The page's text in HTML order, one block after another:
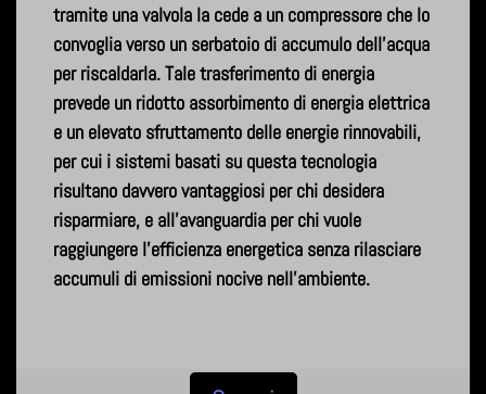
tramite una valvola la cede a un compressore che lo
convoglia verso un serbatoio di accumulo dell'acqua
per riscaldarla. Tale trasferimento di energia
prevede un ridotto assorbimento di energia elettrica
e un elevato sfruttamento delle energie rinnovabili,
per cui i sistemi basati su questa tecnologia
risultano davvero vantaggiosi per chi desidera
risparmiare, e all'avanguardia per chi vuole
raggiungere l'efficienza energetica senza rilasciare
accumuli di emissioni nocive nell'ambiente.